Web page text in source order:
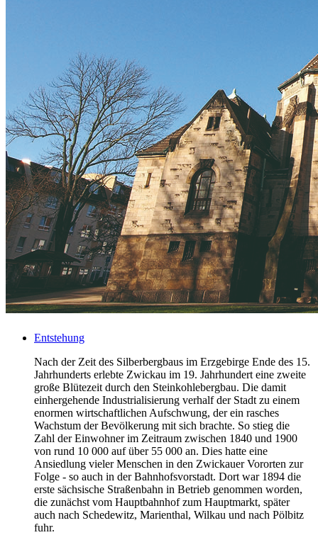
Entstehung
Nach der Zeit des Silberbergbaus im Erzgebirge Ende des 15.
Jahrhunderts erlebte Zwickau im 19. Jahrhundert eine zweite
große Blütezeit durch den Steinkohlebergbau. Die damit
einhergehende Industrialisierung verhalf der Stadt zu einem
enormen wirtschaftlichen Aufschwung, der ein rasches
Wachstum der Bevölkerung mit sich brachte. So stieg die
Zahl der Einwohner im Zeitraum zwischen 1840 und 1900
von rund 10 000 auf über 55 000 an. Dies hatte eine
Ansiedlung vieler Menschen in den Zwickauer Vororten zur
Folge - so auch in der Bahnhofsvorstadt. Dort war 1894 die
erste sächsische Straßenbahn in Betrieb genommen worden,
die zunächst vom Hauptbahnhof zum Hauptmarkt, später
auch nach Schedewitz, Marienthal, Wilkau und nach Pölbitz
fuhr.